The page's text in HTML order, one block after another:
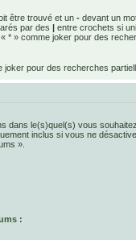
être trouvé et un - devant un
par des | entre crochets si
* » comme joker pour des
pour des recherches
dans le(s)quel(s) vous
inclus si vous ne
».
: